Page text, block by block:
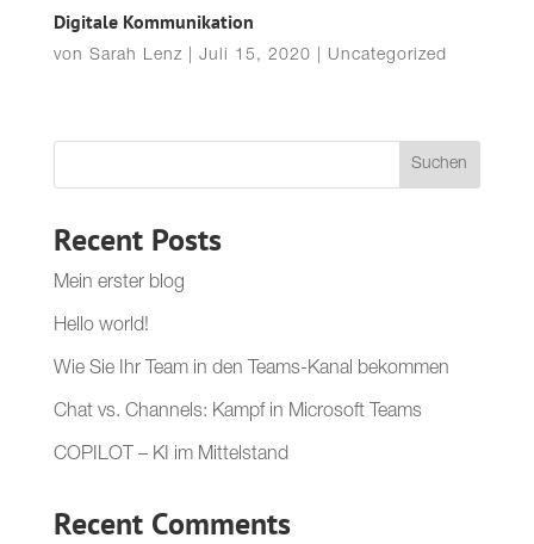
Digitale Kommunikation
von Sarah Lenz| Juli 15, 2020 Uncategorized
Suchen
Recent Posts
Mein erster blog
Hello world!
Wie Sie Ihr Team in den Teams-Kanal bekommen
Chat vs. Channels: Kampf in Microsoft Teams
COPILOT – KI im Mittelstand
Recent Comments